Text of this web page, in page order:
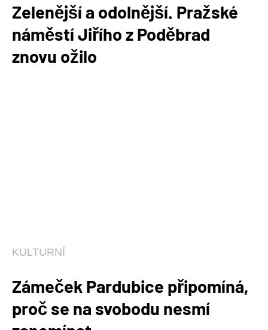
Zelenější a odolnější. Pražské
náměstí Jiřího z Poděbrad
znovu ožilo
KULTURNÍ
Zámeček Pardubice připomíná,
proč se na svobodu nesmí